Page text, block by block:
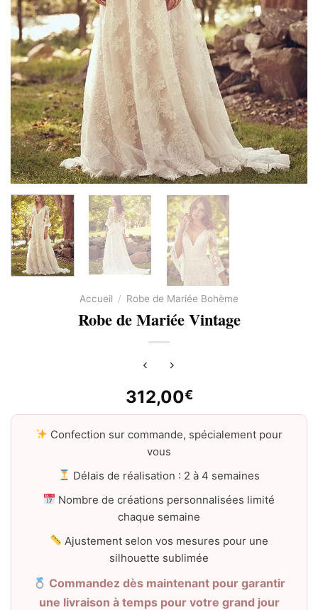
Accueil / Robe de Mariée Bohème
Robe de Mariée Vintage
312,00€
Confection sur commande, spécialement pour
vous
Délais de réalisation : 2 à 4 semaines
Nombre de créations personnalisées limité
chaque semaine
Ajustement selon vos mesures pour une
silhouette sublimée
Commandez dès maintenant pour garantir
une livraison à temps pour votre grand jour